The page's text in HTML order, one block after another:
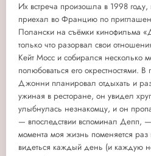
Их встреча произошла в 1998
приехал во Францию по
Полански на съёмки кинофильма
только что разорвал свои
Кейт Мосс и собирался несколько
полюбоваться его окрестностями.
Джонни планировал отдыхать и
ужиная в ресторане, он увидел
улыбнулась незнакомцу, и он
— впоследствии вспоминал Депп, —
момента моя жизнь поменяется
видеться каждый день (и каждую